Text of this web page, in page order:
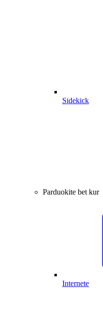
Sidekick
Parduokite bet kur
Internete